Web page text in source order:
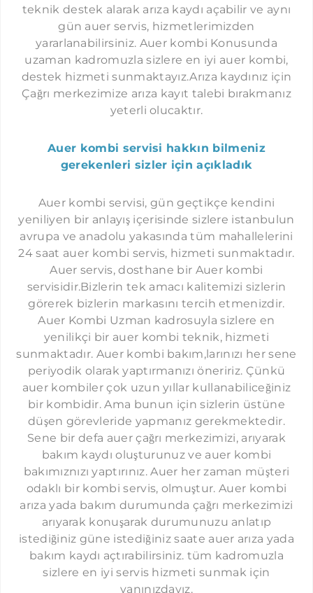
teknik destek alarak arıza kaydı açabilir ve aynı
gün auer servis, hizmetlerimizden
yararlanabilirsiniz. Auer kombi Konusunda
uzaman kadromuzla sizlere en iyi auer kombi,
destek hizmeti sunmaktayız.Arıza kaydınız için
Çağrı merkezimize arıza kayıt talebi bırakmanız
yeterli olucaktır.
Auer kombi servisi hakkın bilmeniz
gerekenleri sizler için açıkladık
Auer kombi servisi, gün geçtikçe kendini
yeniliyen bir anlayış içerisinde sizlere istanbulun
avrupa ve anadolu yakasında tüm mahallelerini
24 saat auer kombi servis, hizmeti sunmaktadır.
Auer servis, dosthane bir Auer kombi
servisidir.Bizlerin tek amacı kalitemizi sizlerin
görerek bizlerin markasını tercih etmenizdir.
Auer Kombi Uzman kadrosuyla sizlere en
yenilikçi bir auer kombi teknik, hizmeti
sunmaktadır. Auer kombi bakım,larınızı her sene
periyodik olarak yaptırmanızı öneririz. Çünkü
auer kombiler çok uzun yıllar kullanabiliceğiniz
bir kombidir. Ama bunun için sizlerin üstüne
düşen görevleride yapmanız gerekmektedir.
Sene bir defa auer çağrı merkezimizi, arıyarak
bakım kaydı oluşturunuz ve auer kombi
bakımıznızı yaptırınız. Auer her zaman müşteri
odaklı bir kombi servis, olmuştur. Auer kombi
arıza yada bakım durumunda çağrı merkezimizi
arıyarak konuşarak durumunuzu anlatıp
istediğiniz güne istediğiniz saate auer arıza yada
bakım kaydı açtırabilirsiniz. tüm kadromuzla
sizlere en iyi servis hizmeti sunmak için
yanınızdayız.
GÜRPINAR AUER SERVISI
SELIMPAŞA AUER SERVISI
KUMBURGAZ AUER SERVISI
GÖKTÜRK AUER SERVISI
KEMERBURGAZ AUER SERVISI
SULTANÇIFTLIĞI AUER SERVISI
MECIDIYEKÖY AUER SERVISI
NIŞANTAŞI AUER SERVISI
ORTAKÖY AUER SERVISI
ETILER AUER SERVISI
YENIBOSNA AUER SERVISI
ŞIRINEVLER AUER SERVISI
LEVENT AUER SERVISI
ÇAĞLAYAN AUER SERVISI
SEFAKÖY AUER SERVISI
YEŞILKÖY AUER SERVISI
YEŞILYURT AUER SERVISI
FLORYA AUER SERVISI
ÇAPA AUER SERVISI
CERRAHPAŞA AUER SERVISI
KOCAMUSTAFAPAŞA AUER SERVISI
KASIMPAŞA AUER SERVISI
GÜNEŞLI AUER SERVISI
HAZNEDAR AUER SERVISI